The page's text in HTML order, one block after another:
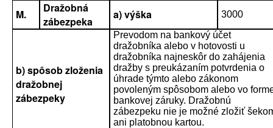
M.
Dražobná
zábezpeka
a) výška 3000
b) spôsob zloženia
dražobnej
zábezpeky
Prevodom na bankový účet
dražobníka alebo v hotovosti u
dražobníka najneskôr do zahájenia
dražby s preukázaním potvrdenia o
úhrade týmto alebo zákonom
povoleným spôsobom alebo vo
bankovej záruky. Dražobnú
zábezpeku nie je možné zložiť
ani platobnou kartou.